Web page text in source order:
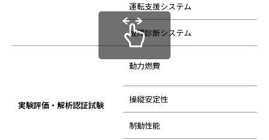
運転支援システム
故障診断システム
実験評価・解析認証試験
動力燃費
操縦安定性
制動性能